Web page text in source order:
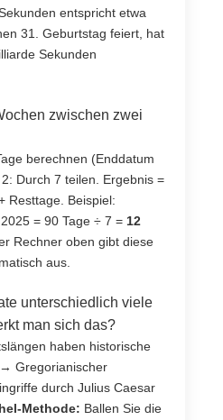
entspricht etwa
31. Geburtstag feiert, hat
Sekunden
zwischen zwei
berechnen (Enddatum
Durch 7 teilen. Ergebnis =
Resttage. Beispiel:
= 90 Tage ÷ 7 = 12
Rechner oben gibt diese
aus.
unterschiedlich viele
man sich das?
haben historische
Gregorianischer
durch Julius Caesar
Methode: Ballen Sie die